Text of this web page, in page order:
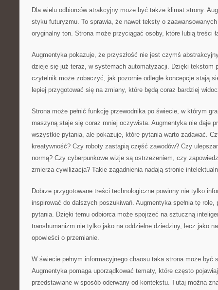
Dla wielu odbiorców atrakcyjny może być także klimat strony.
styku futuryzmu. To sprawia, że nawet teksty o
oryginalny ton. Strona może przyciągać osoby, które lubią treści
Augmentyka pokazuje, że przyszłość nie jest czymś
dzieje się już teraz, w systemach automatyzacji. Dzięki tekstom
czytelnik może zobaczyć, jak pozornie odległe koncepcje stają
lepiej przygotować się na zmiany, które będą coraz bardziej
Strona może pełnić funkcję przewodnika po świecie, w którym
maszyną staje się coraz mniej oczywista. Augmentyka nie daje
wszystkie pytania, ale pokazuje, które pytania warto zadawać.
kreatywność? Czy roboty zastąpią część zawodów? Czy
normą? Czy cyberpunkowe wizje są ostrzeżeniem, czy
zmierza cywilizacja? Takie zagadnienia nadają stronie
Dobrze przygotowane treści technologiczne powinny nie tylko
inspirować do dalszych poszukiwań. Augmentyka spełnia tę rolę,
pytania. Dzięki temu odbiorca może spojrzeć na sztuczną
transhumanizm nie tylko jako na oddzielne dziedziny, lecz jako
opowieści o przemianie.
W świecie pełnym informacyjnego chaosu taka strona może być
Augmentyka pomaga uporządkować tematy, które często
przedstawiane w sposób oderwany od kontekstu. Tutaj można